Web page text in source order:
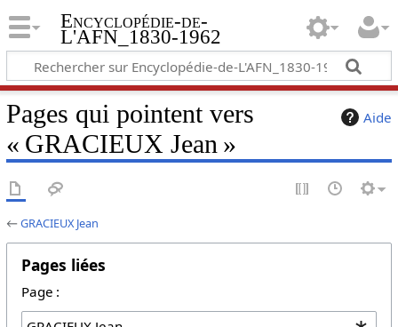
Encyclopédie-de-
L'AFN_1830-1962
Aide
Pages qui pointent vers
« GRACIEUX Jean »
←GRACIEUX Jean
Pages liées
Page :